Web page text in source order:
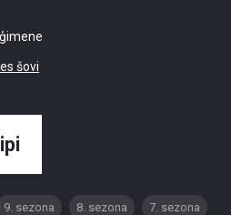
šovi
9. sezona 8. sezona 7. sezona